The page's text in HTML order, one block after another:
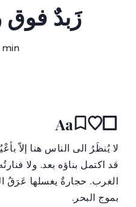
زَبدٌ فوق
min
Aa
ل ا يُنظَرُ الى الناس هنا إلاّ
قد اكتمل بناؤه بعد. ولا
الغرب. حجارةٌ يغسلها عَرَقُ
بموج البحر.